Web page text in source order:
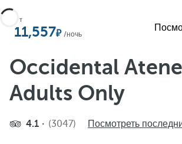
От
11,557 /ночь
Occidental
Adults Only
4.1 (3047) Посмотреть